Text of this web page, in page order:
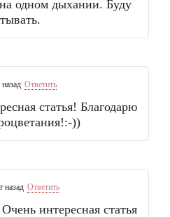
одном дыхании. Буду
назад Ответить
статья! Благодарю
))
назад Ответить
интересная статья